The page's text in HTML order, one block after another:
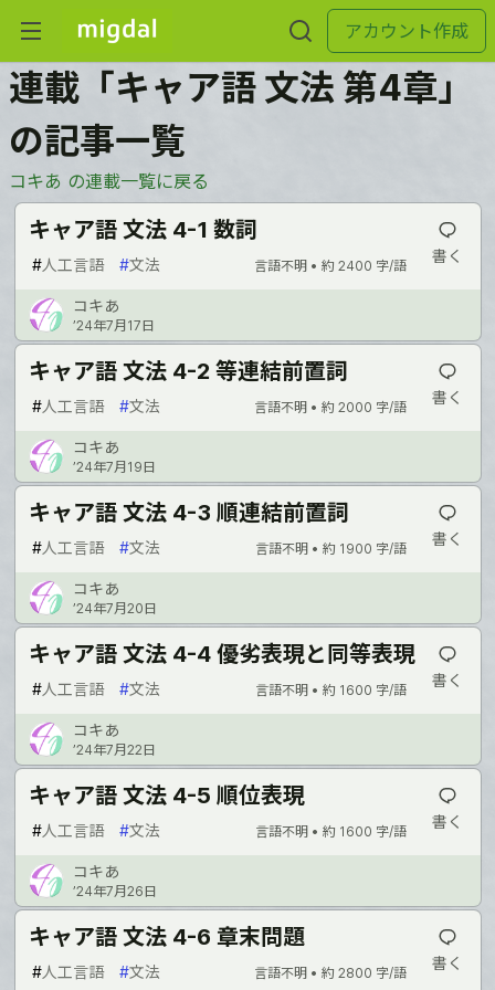
アカウント作成
連載「キャア語 文法 第4章」
の記事一覧
コキあ の連載一覧に戻る
キャア語 文法 4-1 数詞
#人工言語 #文法 言語不明 • 約 2400 字/語
書く
コキあ
’24年7月17日
キャア語 文法 4-2 等連結前置詞
#人工言語 #文法 言語不明 • 約 2000 字/語
書く
コキあ
’24年7月19日
キャア語 文法 4-3 順連結前置詞
#人工言語 #文法 言語不明 • 約 1900 字/語
書く
コキあ
’24年7月20日
キャア語 文法 4-4 優劣表現と同等表現
#人工言語 #文法 言語不明 • 約 1600 字/語
書く
コキあ
’24年7月22日
キャア語 文法 4-5 順位表現
#人工言語 #文法 言語不明 • 約 1600 字/語
書く
コキあ
’24年7月26日
キャア語 文法 4-6 章末問題
#人工言語 #文法 言語不明 • 約 2800 字/語
書く